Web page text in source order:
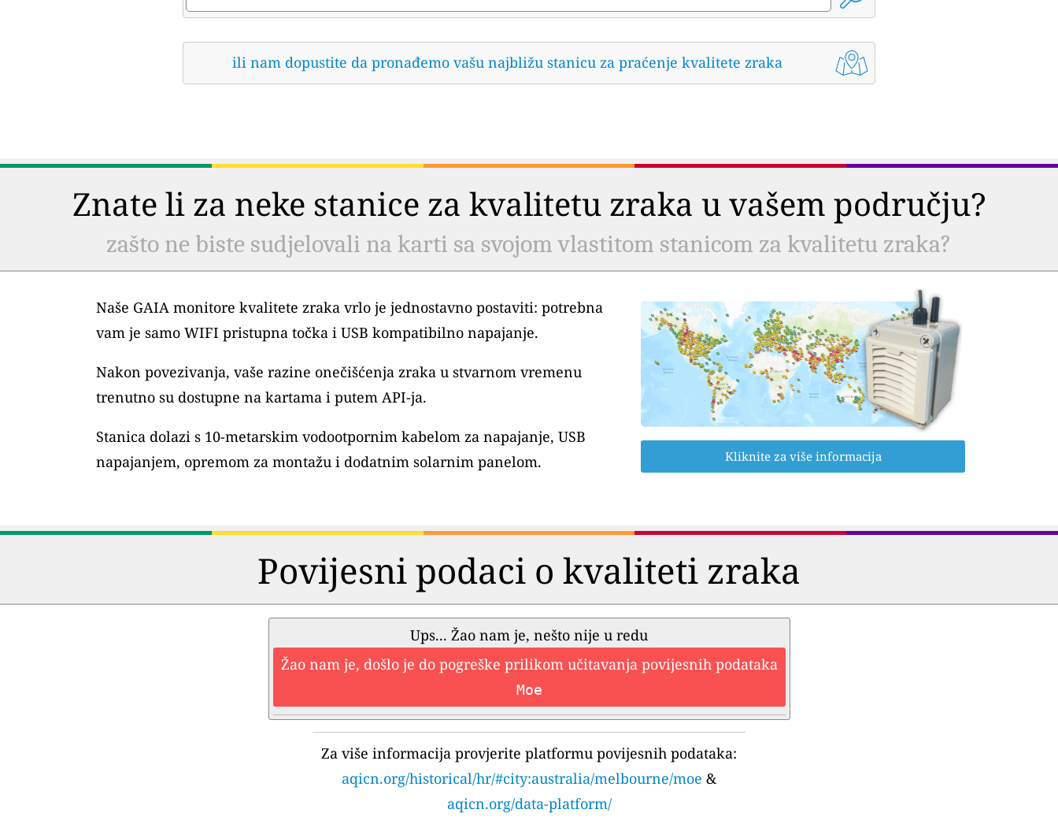
ili nam dopustite da pronađemo vašu najbližu stanicu za praćenje kvalitete zraka
Znate li za neke stanice za kvalitetu zraka u vašem području?
zašto ne biste sudjelovali na karti sa svojom vlastitom stanicom za kvalitetu zraka?
Naše GAIA monitore kvalitete zraka vrlo je jednostavno postaviti: potrebna
vam je samo WIFI pristupna točka i USB kompatibilno napajanje.
Nakon povezivanja, vaše razine onečišćenja zraka u stvarnom vremenu
trenutno su dostupne na kartama i putem API-ja.
Stanica dolazi s 10-metarskim vodootpornim kabelom za napajanje, USB
napajanjem, opremom za montažu i dodatnim solarnim panelom.
Kliknite za više informacija
Povijesni podaci o kvaliteti zraka
Ups... Žao nam je, nešto nije u redu
Žao nam je, došlo je do pogreške prilikom učitavanja povijesnih podataka
Moe
Za više informacija provjerite platformu povijesnih podataka:
aqicn.org/historical/hr/#city:australia/melbourne/moe &
aqicn.org/data-platform/